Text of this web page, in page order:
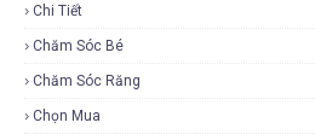
Chi Tiết
Chăm Sóc Bé
Chăm Sóc Răng
Chọn Mua